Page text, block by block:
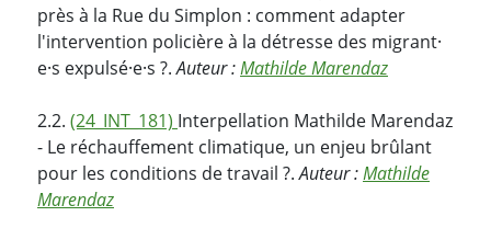
près à la Rue du Simplon : comment adapter
l'intervention policière à la détresse des migrant⸱
e⸱s expulsé⸱e⸱s ?.Auteur :Mathilde Marendaz
2.2. (24_INT_181) Interpellation Mathilde Marendaz
- Le réchauffement climatique, un enjeu brûlant
pour les conditions de travail ?.Auteur :Mathilde
Marendaz